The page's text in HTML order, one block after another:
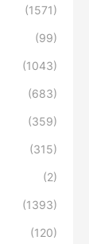
(1571)
(99)
(1043)
(683)
(359)
(315)
(2)
(1393)
(120)